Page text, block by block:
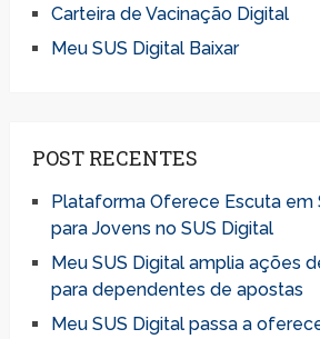
Carteira de Vacinação Digital
Meu SUS Digital Baixar
POST RECENTES
Plataforma Oferece Escuta em
para Jovens no SUS Digital
Meu SUS Digital amplia ações
para dependentes de apostas
Meu SUS Digital passa a